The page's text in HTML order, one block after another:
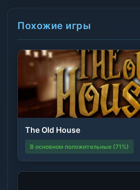
Похожие игры
The Old House
В основном положительные (71%)